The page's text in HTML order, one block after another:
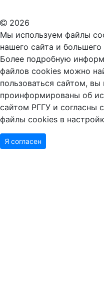
2026
Мы используем файлы
нашего сайта и большего
Более подробную
файлов cookies можно
пользоваться сайтом,
проинформированы об
сайтом РГГУ и согласны
файлы cookies в
Я согласен